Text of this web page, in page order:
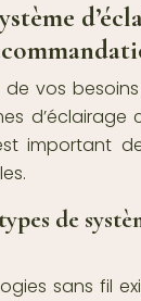
de vos
important
de
sans fil